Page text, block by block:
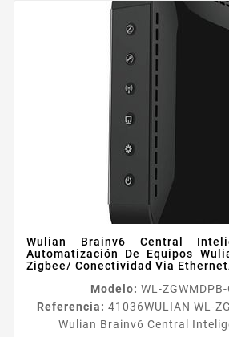
Wulian Brainv6 Central
Automatización De Equipos
Zigbee/ Conectividad Via
Modelo: WL-
Referencia: 41036WULIAN WL-
Wulian Brainv6 Central Inteligente Para La